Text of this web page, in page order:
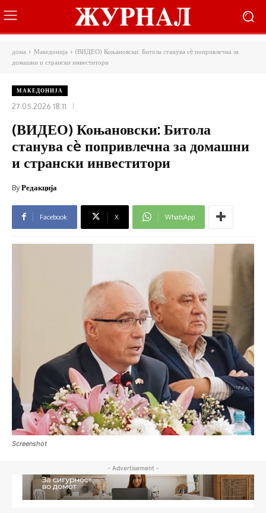
дома Македонија
(ВИДЕО) Коњановски: Битола станува сè попривлечна за
домашни и странски инвеститори
МАКЕДОНИЈА
27.05.2026 18:11
(ВИДЕО) Коњановски: Битола
станува сè попривлечна за домашни
и странски инвеститори
ByРедакција
Facebook X WhatsApp
Screenshot
- Advertisement -